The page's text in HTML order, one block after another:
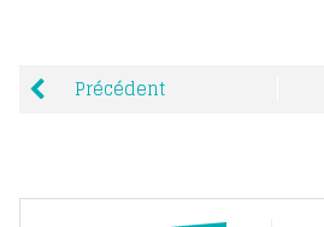
Précédent